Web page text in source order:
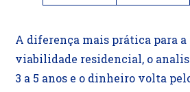
A diferença mais prática para a
viabilidade residencial, o
3 a 5 anos e o dinheiro volta